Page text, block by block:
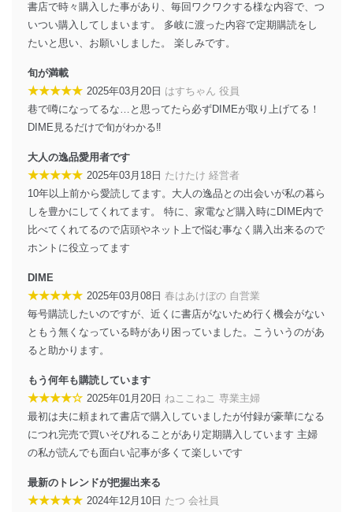
アクセス者の識別と認証
機器に標準装備されているユーザー制御機能（ユ
ーザーアカウント制御）により、個人情報データ
外部からの不正アクセス等の防止
個人データを取り扱う機器等のオペレーティング
個人データを取り扱う機器等にセキュリティ対策
ソフトウェア等を導入し、自動更新 機能等の活用
により、これを最新状態としています。
情報システムの使用に伴う漏洩等の防止
メール等により個人データの含まれるファイルを
送信する場合に、当該ファイルへのパスワードを
個人情報保護マネジメントシステムの継続的改善
当社は、内部監査及びマネジメントレビューの機会を通
じて、個人情報保護マネジメントシステムを継続的に改
善し、常に最良の状態を維持します。
苦情及び相談受付け窓口
貴殿の個人情報及び当社の個人情報保護マネジメントシ
ステムに関するご相談及び苦情については以下までご連
絡ください。
適切、かつ迅速に対応させていただきます。
株式会社富士山マガジンサービス 個人情報問い合わせ
係
書店で時々購入した事があり、毎回ワクワクする様な内容で、つ
いつい購入してしまいます。 多岐に渡った内容で定期購読をし
たいと思い、お願いしました。 楽しみです。
旬が満載
★★★★★ 2025年03月20日 はすちゃん 役員
巷で噂になってるな…と思ってたら必ずDIMEが取り上げてる！
DIME見るだけで旬がわかる‼︎
大人の逸品愛用者です
★★★★★ 2025年03月18日 たけたけ 経営者
10年以上前から愛読してます。大人の逸品との出会いが私の暮ら
しを豊かにしてくれてます。 特に、家電など購入時にDIME内で
比べてくれてるので店頭やネット上で悩む事なく購入出来るので
ホントに役立ってます
DIME
★★★★★ 2025年03月08日 春はあけぼの 自営業
毎号購読したいのですが、近くに書店がないため行く機会がない
ともう無くなっている時があり困っていました。こういうのがあ
ると助かります。
もう何年も購読しています
★★★★☆ 2025年01月20日 ねここねこ 専業主婦
最初は夫に頼まれて書店で購入していましたが付録が豪華になる
につれ完売で買いそびれることがあり定期購入しています 主婦
の私が読んでも面白い記事が多くて楽しいです
最新のトレンドが把握出来る
★★★★★ 2024年12月10日 たつ 会社員